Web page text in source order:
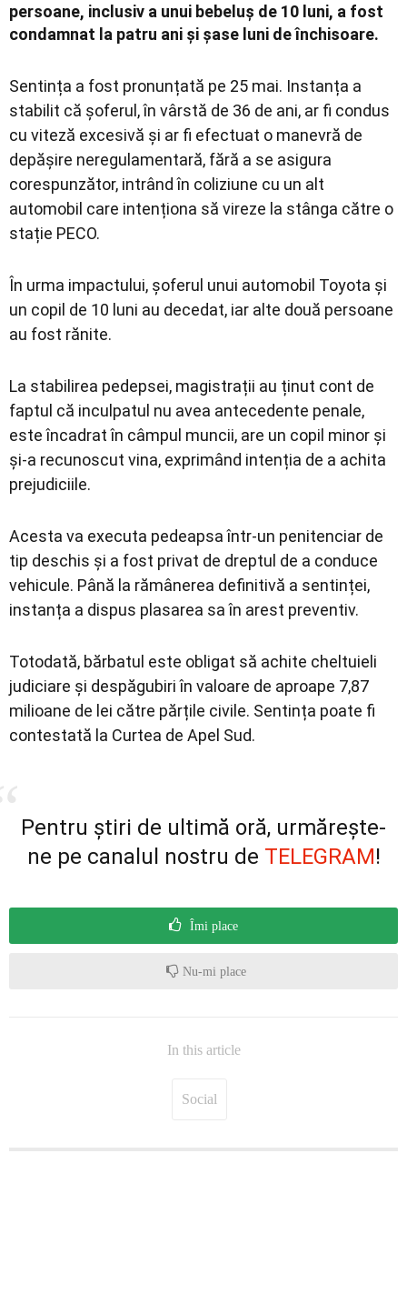
persoane, inclusiv a unui bebeluș de 10 luni, a fost
condamnat la patru ani și șase luni de închisoare.
Sentința a fost pronunțată pe 25 mai. Instanța a
stabilit că șoferul, în vârstă de 36 de ani, ar fi condus
cu viteză excesivă și ar fi efectuat o manevră de
depășire neregulamentară, fără a se asigura
corespunzător, intrând în coliziune cu un alt
automobil care intenționa să vireze la stânga către o
stație PECO.
În urma impactului, șoferul unui automobil Toyota și
un copil de 10 luni au decedat, iar alte două persoane
au fost rănite.
La stabilirea pedepsei, magistrații au ținut cont de
faptul că inculpatul nu avea antecedente penale,
este încadrat în câmpul muncii, are un copil minor și
și-a recunoscut vina, exprimând intenția de a achita
prejudiciile.
Acesta va executa pedeapsa într-un penitenciar de
tip deschis și a fost privat de dreptul de a conduce
vehicule. Până la rămânerea definitivă a sentinței,
instanța a dispus plasarea sa în arest preventiv.
Totodată, bărbatul este obligat să achite cheltuieli
judiciare și despăgubiri în valoare de aproape 7,87
milioane de lei către părțile civile. Sentința poate fi
contestată la Curtea de Apel Sud.
Pentru știri de ultimă oră, urmărește-
ne pe canalul nostru de TELEGRAM!
Îmi place
Nu-mi place
In this article
Social